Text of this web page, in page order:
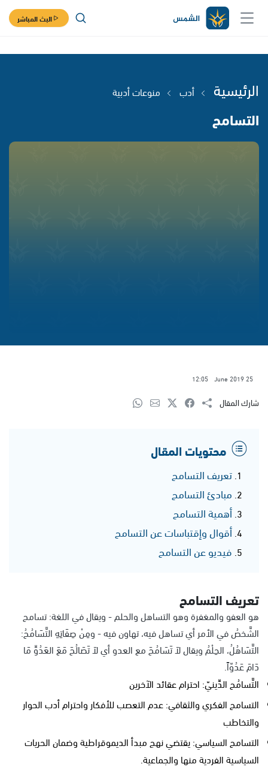
البث المباشر
الرئيسية أدب منوعات أدبية
التسامح
25 June 2019
12:05
شارك المقال
محتويات المقال
تعريف التسامح
مبادئ التسامح
أهمية التسامح
أقوال وإقتباسات عن التسامح
فيديو عن التسامح
تعريف التسامح
هو العفو والمغفرة وهو التساهل والحلم - ويقال في اللغة: تسامح
الشَّخصُ في الأمر أي تساهل فيه، تهاون فيه - ومِنْ صِفَاتِهِ التَّسَامُحُ:
التَّسَاهُلُ، الحِلْمُ ويقال لاَ تَسَامُحَ مع العدو أي لاَ تَصَالُحَ مَعَ العَدُوِّ مَا
دَامَ عَدُوّاً.
التَّسامُح الدِّينيّ: احترام عقائد الآخرين
التسامح الفكري والثقافي: عدم التعصب للأفكار واحترام أدب الحوار
والتخاطب
التسامح السياسي: يقتضي نهج مبدأ الديموقراطية وضمان الحريات
السياسية الفردية منها والجماعية.